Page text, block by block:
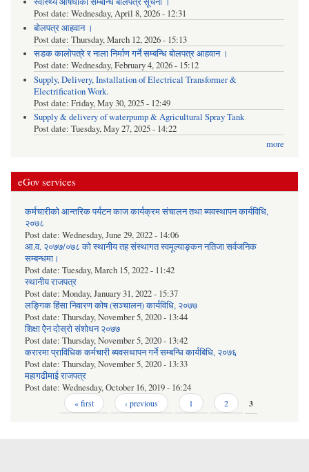
Post date: Wednesday, April 8, 2026 - 12:31
बोलपत्र आहवान ।
Post date: Thursday, March 12, 2026 - 15:13
सडक कालोपत्रे र नाला निर्माण गर्ने सम्बन्धि बोलपत्र आहवान ।
Post date: Wednesday, February 4, 2026 - 15:12
Supply, Delivery, Installation of Electrical Transformer &
Electrification Work.
Post date: Friday, May 30, 2025 - 12:49
Supply & delivery of waterpump & Agricultural Spray Tank
Post date: Tuesday, May 27, 2025 - 14:22
more
eGov services
कर्मचारीको आन्तरिक पर्यटन काज कार्यक्रम संचालन तथा ब्यवस्थापन कार्यविधि,
२०७८
Post date: Wednesday, June 29, 2022 - 14:06
आ.व. २०७७/०७८ को स्थानीय तह संस्थागत स्वमूल्याङ्कन नतिजा सर्वजनिक
सम्बन्धमा।
Post date: Tuesday, March 15, 2022 - 11:42
स्थानीय राजपत्र
Post date: Monday, January 31, 2022 - 15:37
लङ्गिक हिंसा निवारण कोष (सञ्‍चालन) कार्यविधि, २०७७
Post date: Thursday, November 5, 2020 - 13:44
शिक्षा ऐेन दोस्रो संशोधन २०७७
Post date: Thursday, November 5, 2020 - 13:42
करारमा प्राविधिक कर्मचारी ब्यवसथापन गर्ने सम्बन्धि कार्यबिधि, २०७६
Post date: Thursday, November 5, 2020 - 13:33
महागढीमाई राजपत्र
Post date: Wednesday, October 16, 2019 - 16:24
« first ‹ previous 1 2 3